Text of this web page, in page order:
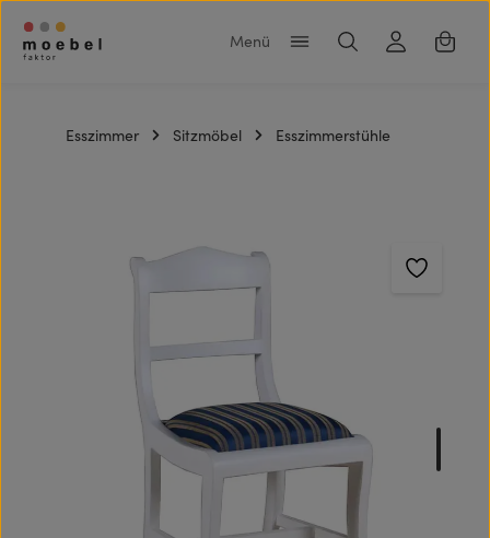
Zum Hauptinhalt springen
Esszimmer Sitzmöbel Esszimmerstühle